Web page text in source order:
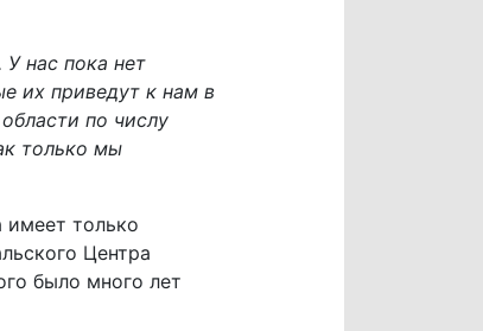
нас пока нет
их приведут к нам в
по числу
только мы
имеет только
Центра
было много лет